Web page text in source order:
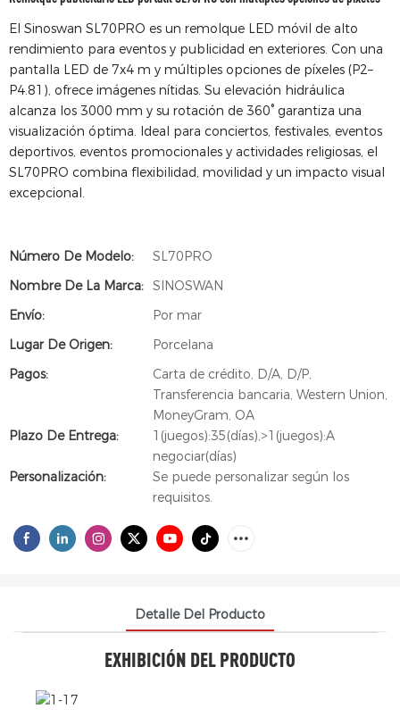
El Sinoswan SL70PRO es un remolque LED móvil de alto
rendimiento para eventos y publicidad en exteriores. Con una
pantalla LED de 7x4 m y múltiples opciones de píxeles (P2–
P4.81), ofrece imágenes nítidas. Su elevación hidráulica
alcanza los 3000 mm y su rotación de 360° garantiza una
visualización óptima. Ideal para conciertos, festivales, eventos
deportivos, eventos promocionales y actividades religiosas, el
SL70PRO combina flexibilidad, movilidad y un impacto visual
excepcional.
Número De Modelo:
SL70PRO
Nombre De La Marca: SINOSWAN
Envío:
Por mar
Lugar De Origen:
Porcelana
Pagos:
Carta de crédito, D/A, D/P,
Transferencia bancaria, Western Union,
MoneyGram, OA
Plazo De Entrega:
1(juegos):35(días),>1(juegos):A
negociar(días)
Personalización:
Se puede personalizar según los
requisitos.
Detalle Del Producto
EXHIBICIÓN DEL PRODUCTO